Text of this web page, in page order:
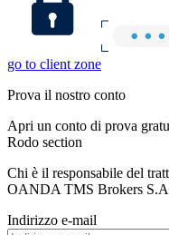
go to client zone
Prova il nostro conto
Apri un conto di prova
Rodo section
Chi è il responsabile del
OANDA TMS Brokers S.A.
Indirizzo e-mail